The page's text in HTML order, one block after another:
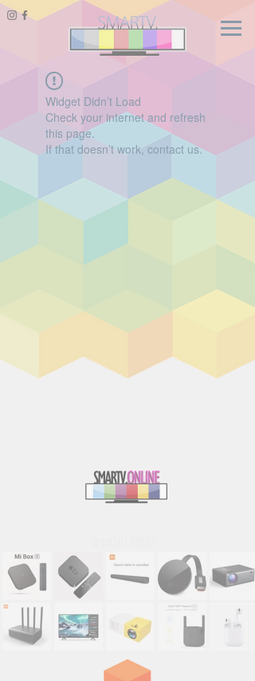
Widget Didn’t Load
Check your internet and refresh
this page.
If that doesn’t work, contact us.